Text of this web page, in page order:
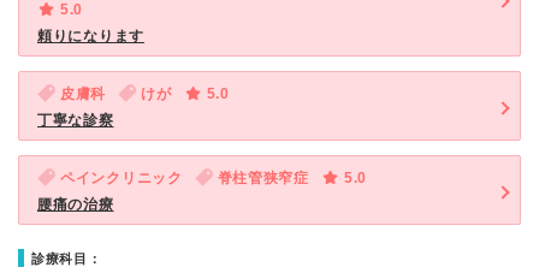
5.0
頼りになります
皮膚科 けが
5.0
丁寧な診察
ペインクリニック 脊柱管狭窄症
5.0
腰痛の治療
診療科目：